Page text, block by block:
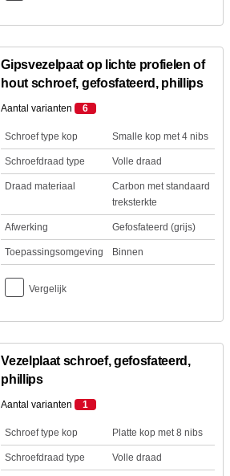
Gipsvezelpaat op lichte profielen of
hout schroef, gefosfateerd, phillips
Aantal varianten 6
Schroef type kop Smalle kop met 4 nibs
Schroefdraad type Volle draad
Draad materiaal
Carbon met standaard
treksterkte
Afwerking Gefosfateerd (grijs)
Toepassingsomgeving Binnen
Vergelijk
Vezelplaat schroef, gefosfateerd,
phillips
Aantal varianten 1
Schroef type kop Platte kop met 8 nibs
Schroefdraad type Volle draad